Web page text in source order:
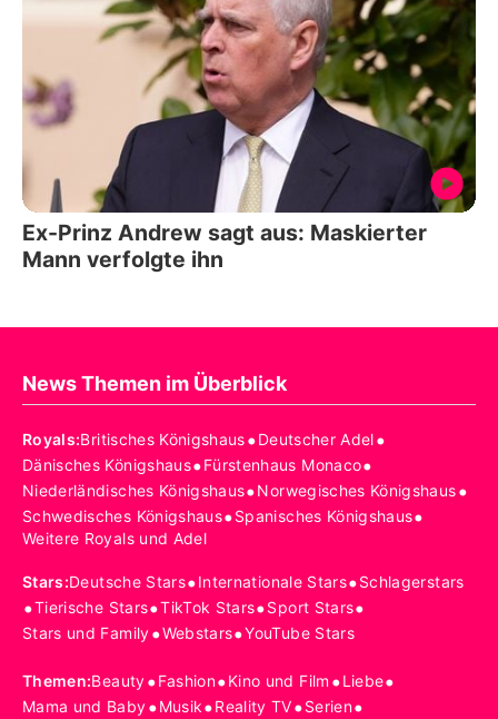
Ex-Prinz Andrew sagt aus: Maskierter
Mann verfolgte ihn
News Themen im Überblick
Royals:Britisches Königshaus•Deutscher Adel•
Dänisches Königshaus•Fürstenhaus Monaco•
Niederländisches Königshaus•Norwegisches Königshaus•
Schwedisches Königshaus•Spanisches Königshaus•
Weitere Royals und Adel
Stars:Deutsche Stars•Internationale Stars•Schlagerstars
•Tierische Stars•TikTok Stars•Sport Stars•
Stars und Family•Webstars•YouTube Stars
Themen:Beauty•Fashion•Kino und Film •Liebe•
Mama und Baby•Musik•Reality TV•Serien•